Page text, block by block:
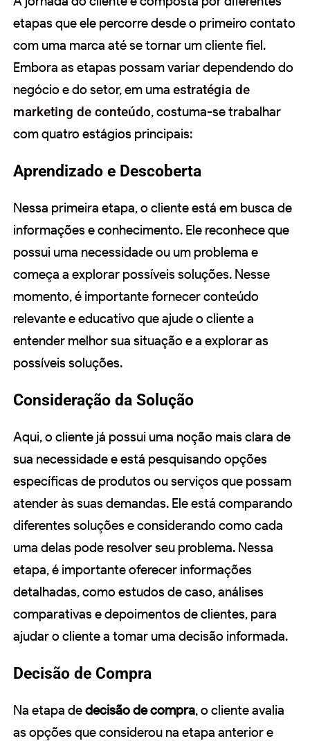
etapas que ele percorre desde o primeiro contato
com uma marca até se tornar um cliente fiel.
Embora as etapas possam variar dependendo do
negócio e do setor, em uma estratégia de
marketing de conteúdo, costuma-se trabalhar
com quatro estágios principais:
Aprendizado e Descoberta
Nessa primeira etapa, o cliente está em busca de
informações e conhecimento. Ele reconhece que
possui uma necessidade ou um problema e
começa a explorar possíveis soluções. Nesse
momento, é importante fornecer conteúdo
relevante e educativo que ajude o cliente a
entender melhor sua situação e a explorar as
possíveis soluções.
Consideração da Solução
Aqui, o cliente já possui uma noção mais clara de
sua necessidade e está pesquisando opções
específicas de produtos ou serviços que possam
atender às suas demandas. Ele está comparando
diferentes soluções e considerando como cada
uma delas pode resolver seu problema. Nessa
etapa, é importante oferecer informações
detalhadas, como estudos de caso, análises
comparativas e depoimentos de clientes, para
ajudar o cliente a tomar uma decisão informada.
Decisão de Compra
Na etapa dedecisão de compra, o cliente avalia
as opções que considerou na etapa anterior e